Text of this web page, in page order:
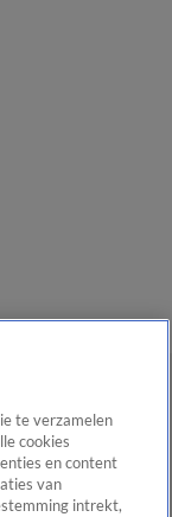
te verzamelen
cookies
en content
van
intrekt,